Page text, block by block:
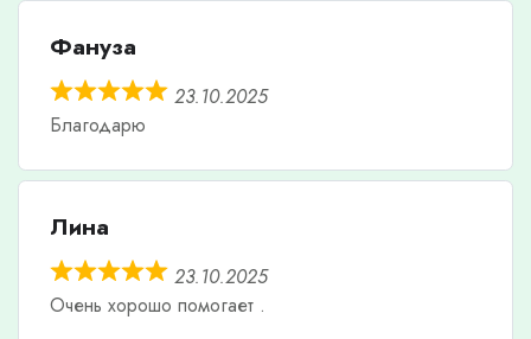
Фануза
23.10.2025
Благодарю
Лина
23.10.2025
Очень хорошо помогает .